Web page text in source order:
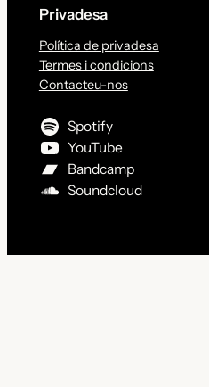
Privadesa
Política de privadesa
Termes i condicions
Contacteu-nos
Spotify
YouTube
Bandcamp
Soundcloud